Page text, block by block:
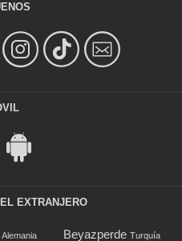
EXTRANJERO
Alemania Beyazperde Turquía